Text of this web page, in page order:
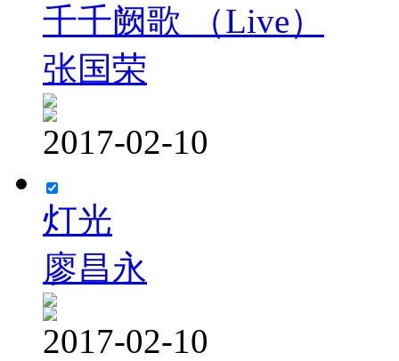
千千阙歌 （Live）
张国荣
2017-02-10
灯光
廖昌永
2017-02-10